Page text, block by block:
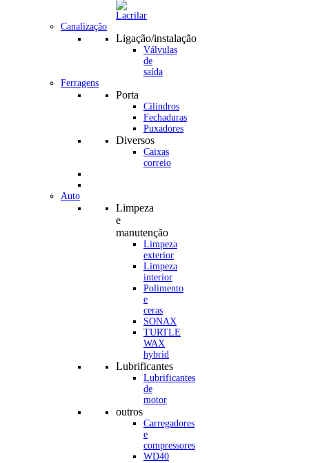
Canalização
Ligação/instalação
Válvulas
de
saída
Ferragens
Porta
Cilindros
Fechaduras
Puxadores
Diversos
Caixas
correio
Auto
Limpeza
e
manutenção
Limpeza
exterior
Limpeza
interior
Polimento
e
ceras
SONAX
TURTLE
WAX
hybrid
Lubrificantes
Lubrificantes
de
motor
outros
Carregadores
e
compressores
WD40